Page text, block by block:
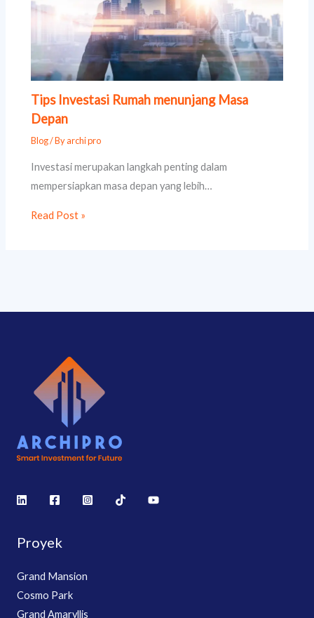
Tips Investasi Rumah menunjang Masa
Depan
Blog/ Byarchi pro
Investasi merupakan langkah penting dalam
mempersiapkan masa depan yang lebih…
Read Post »
Proyek
Grand Mansion
Cosmo Park
Grand Amaryllis